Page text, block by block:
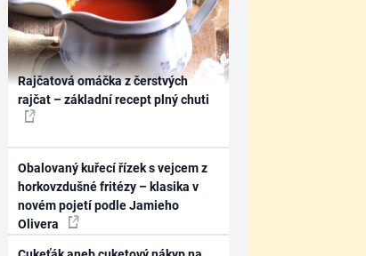
Rajčatová omáčka z čerstvých
rajčat – základní recept plný chuti
Obalovaný kuřecí řízek s vejcem z
horkovzdušné fritézy – klasika v
novém pojetí podle Jamieho
Olivera